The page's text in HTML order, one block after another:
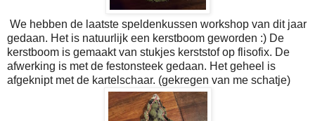
We hebben de laatste speldenkussen workshop van dit jaar
gedaan. Het is natuurlijk een kerstboom geworden :) De
kerstboom is gemaakt van stukjes kerststof op flisofix. De
afwerking is met de festonsteek gedaan. Het geheel is
afgeknipt met de kartelschaar. (gekregen van me schatje)